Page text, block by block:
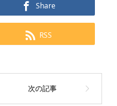
Share
RSS